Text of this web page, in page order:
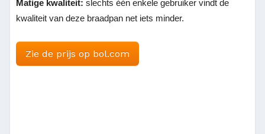
Matige kwaliteit:slechts één enkele gebruiker vindt de
kwaliteit van deze braadpan net iets minder.
Zie de prijs op bol.com